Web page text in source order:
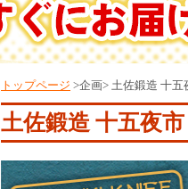
トップページ >企画> 土佐鍛造 十
土佐鍛造 十五夜市